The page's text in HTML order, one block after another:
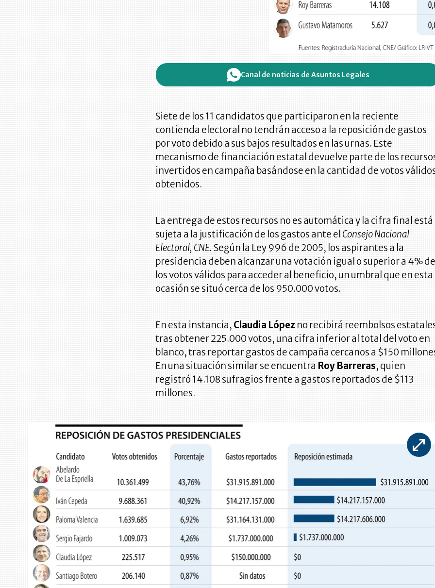
Canal de noticias de Asuntos Legales
Siete de los 11 candidatos que participaron en la reciente
contienda electoral no tendrán acceso a la reposición de gastos
por voto debido a sus bajos resultados en las urnas. Este
mecanismo de financiación estatal devuelve parte de los
invertidos en campaña basándose en la cantidad de votos
obtenidos.
La entrega de estos recursos no es automática y la cifra final está
sujeta a la justificación de los gastos ante el Consejo Nacional
Electoral, CNE. Según la Ley 996 de 2005, los aspirantes a la
presidencia deben alcanzar una votación igual o superior a 4%
los votos válidos para acceder al beneficio, un umbral que en esta
ocasión se situó cerca de los 950.000 votos.
En esta instancia, Claudia López no recibirá reembolsos
tras obtener 225.000 votos, una cifra inferior al total del voto en
blanco, tras reportar gastos de campaña cercanos a $150
En una situación similar se encuentra Roy Barreras, quien
registró 14.108 sufragios frente a gastos reportados de $113
millones.